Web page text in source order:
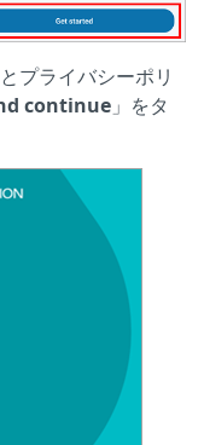
プライバシーポリ
continue 」をタ